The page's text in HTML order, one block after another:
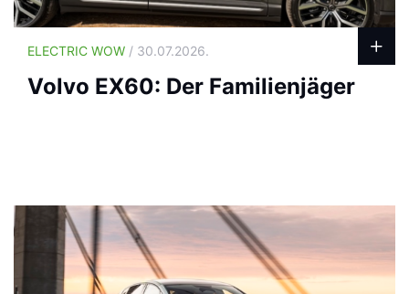
ELECTRIC WOW / 30.07.2026.
Volvo EX60: Der Familienjäger